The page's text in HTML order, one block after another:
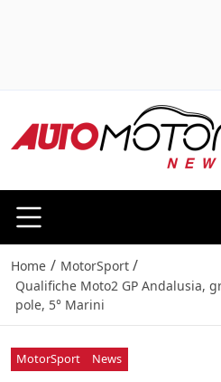
Home / MotorSport /
Qualifiche Moto2 GP Andalusia,
pole, 5° Marini
MotorSport News